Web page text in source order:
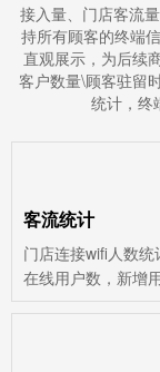
接入量、门店客流
持所有顾客的终端
直观展示，为后续
客户数量\顾客驻留
统计，终
客流统计
门店连接wifi人数统
在线用户数，新增用